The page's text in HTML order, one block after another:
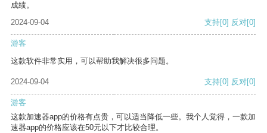
成绩。
2024-09-04
支持[0] 反对[0]
游客
这款软件非常实用，可以帮助我解决很多问题。
2024-09-04 支持[0] 反对[0]
游客
这款加速器app的价格有点贵，可以适当降低一些。我个人觉得，一款加
速器app的价格应该在50元以下才比较合理。